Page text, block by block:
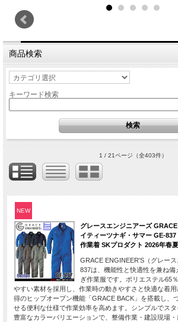
商品検索
キーワード検索
1 / 21ページ（全403件）
NEW
グレースエンジニアーズ
イティーツナギ・サマー GE-
作業着 SKプロダクト 2026年春
GRACE ENGINEER'S（グレー
837は、機能性と快適性を兼ね備
ぎ作業服です。ポリエステル65
やすい素材を採用し、作業時の動きやすさと快適な着
得のヒップオープン機能「GRACE BACK」を搭載し、
せる便利な仕様で作業効率を高めます。シンプルでス
豊富なカラーバリエーションで、整備作業・建設現場